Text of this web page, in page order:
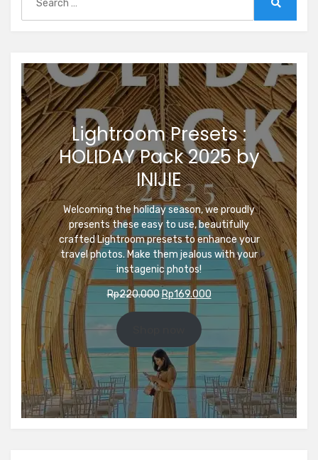
for:
Lightroom Presets :
HOLIDAY Pack 2025 by
INIJIE
Welcoming the holiday season, we proudly
presents these easy to use, beautifully
crafted Lightroom presets to enhance your
travel photos. Make them jealous with your
instagenic photos!
Rp220.000 Original
price
Rp220.000.
Rp169.000Current
price
Rp169.000.